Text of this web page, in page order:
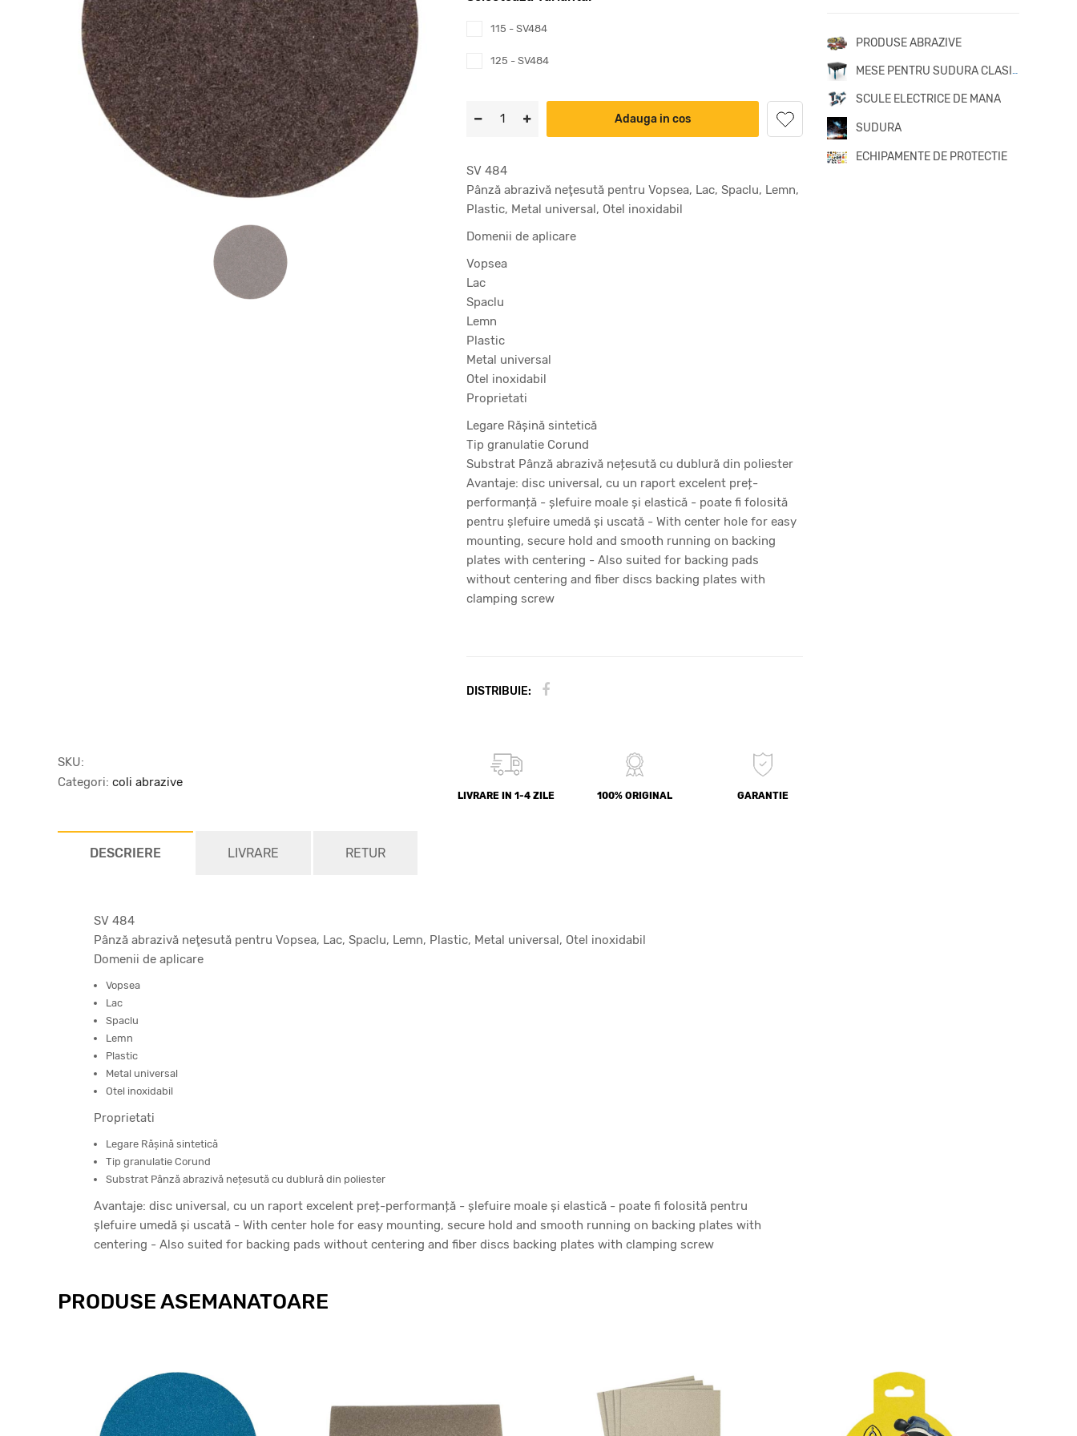
115 - SV484
125 - SV484
Adauga in cos
SV 484
Pânză abrazivă neţesută pentru Vopsea, Lac, Spaclu, Lemn,
Plastic, Metal universal, Otel inoxidabil
Domenii de aplicare
Vopsea
Lac
Spaclu
Lemn
Plastic
Metal universal
Otel inoxidabil
Proprietati
Legare Răşină sintetică
Tip granulatie Corund
Substrat Pânză abrazivă nețesută cu dublură din poliester
Avantaje: disc universal, cu un raport excelent preț-
performanță - șlefuire moale și elastică - poate fi folosită
pentru şlefuire umedă şi uscată - With center hole for easy
mounting, secure hold and smooth running on backing
plates with centering - Also suited for backing pads
without centering and fiber discs backing plates with
clamping screw
DISTRIBUIE:
PRODUSE ABRAZIVE
MESE PENTRU SUDURA CLASICE
SCULE ELECTRICE DE MANA
SUDURA
ECHIPAMENTE DE PROTECTIE
SKU:
Categori: coli abrazive
LIVRARE IN 1-4 ZILE 100% ORIGINAL GARANTIE
DESCRIERE LIVRARE RETUR
SV 484
Pânză abrazivă neţesută pentru Vopsea, Lac, Spaclu, Lemn, Plastic, Metal universal, Otel inoxidabil
Domenii de aplicare
Vopsea
Lac
Spaclu
Lemn
Plastic
Metal universal
Otel inoxidabil
Proprietati
Legare Răşină sintetică
Tip granulatie Corund
Substrat Pânză abrazivă nețesută cu dublură din poliester
Avantaje: disc universal, cu un raport excelent preț-performanță - șlefuire moale și elastică - poate fi folosită pentru
şlefuire umedă şi uscată - With center hole for easy mounting, secure hold and smooth running on backing plates with
centering - Also suited for backing pads without centering and fiber discs backing plates with clamping screw
PRODUSE ASEMANATOARE